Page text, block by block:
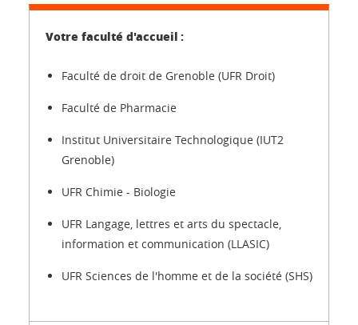
Faculté de droit de Grenoble (UFR Droit)
Faculté de Pharmacie
Institut Universitaire Technologique (IUT2
Grenoble)
UFR Chimie - Biologie
UFR Langage, lettres et arts du spectacle,
information et communication (LLASIC)
UFR Sciences de l'homme et de la société (SHS)